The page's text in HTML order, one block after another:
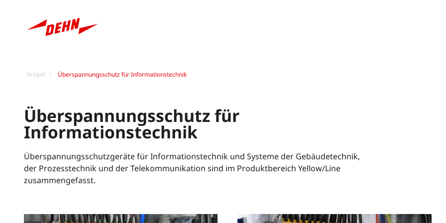
Artikel Überspannungsschutz für Informationstechnik
Überspannungsschutz für
Informationstechnik
Überspannungsschutzgeräte für Informationstechnik und Systeme der Gebäudetechnik,
der Prozesstechnik und der Telekommunikation sind im Produktbereich Yellow/Line
zusammengefasst.